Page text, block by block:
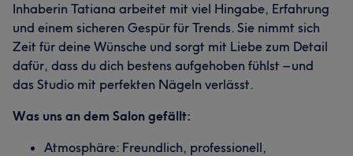
Inhaberin Tatiana arbeitet mit viel Hingabe, Erfahrung
und einem sicheren Gespür für Trends. Sie nimmt sich
Zeit für deine Wünsche und sorgt mit Liebe zum Detail
dafür, dass du dich bestens aufgehoben fühlst – und
das Studio mit perfekten Nägeln verlässt.
Was uns an dem Salon gefällt:
Atmosphäre: Freundlich, professionell,